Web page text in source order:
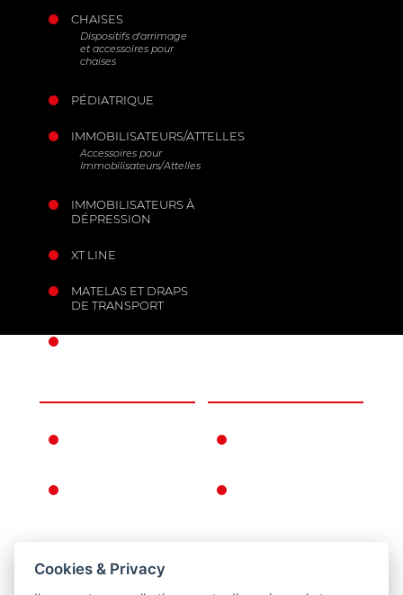
CHAISES
Dispositifs d'arrimage
et accessoires pour
chaises
PÉDIATRIQUE
IMMOBILISATEURS/ATTELLES
Accessoires pour
Immobilisateurs/Attelles
IMMOBILISATEURS À
DÉPRESSION
XT LINE
MATELAS ET DRAPS
DE TRANSPORT
POLITIQUE DE
Cookies & Privacy